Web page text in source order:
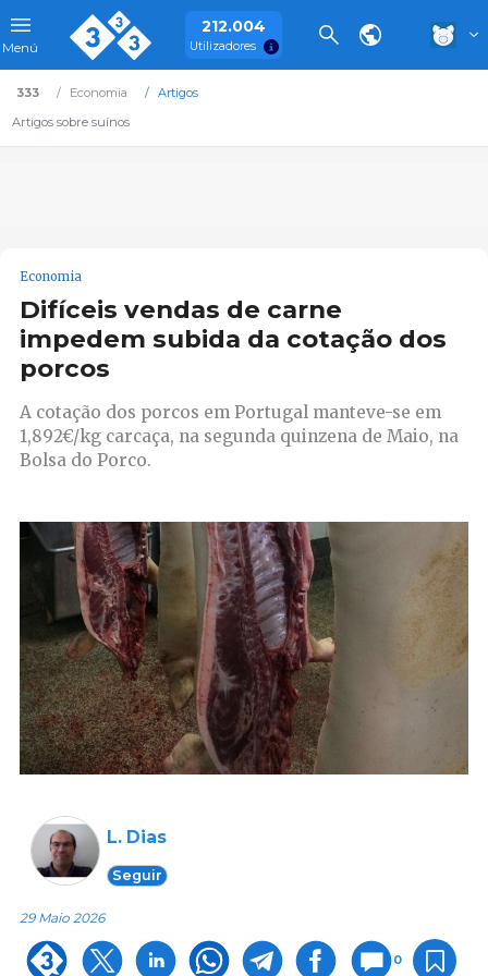
Menú
212.004
Utilizadores
333 Economia
Artigos
Artigos sobre suínos
Economia
Difíceis vendas de carne
impedem subida da cotação dos
porcos
A cotação dos porcos em Portugal manteve-se em
1,892€/kg carcaça, na segunda quinzena de Maio, na
Bolsa do Porco.
L. Dias
Seguir
29 Maio 2026
0